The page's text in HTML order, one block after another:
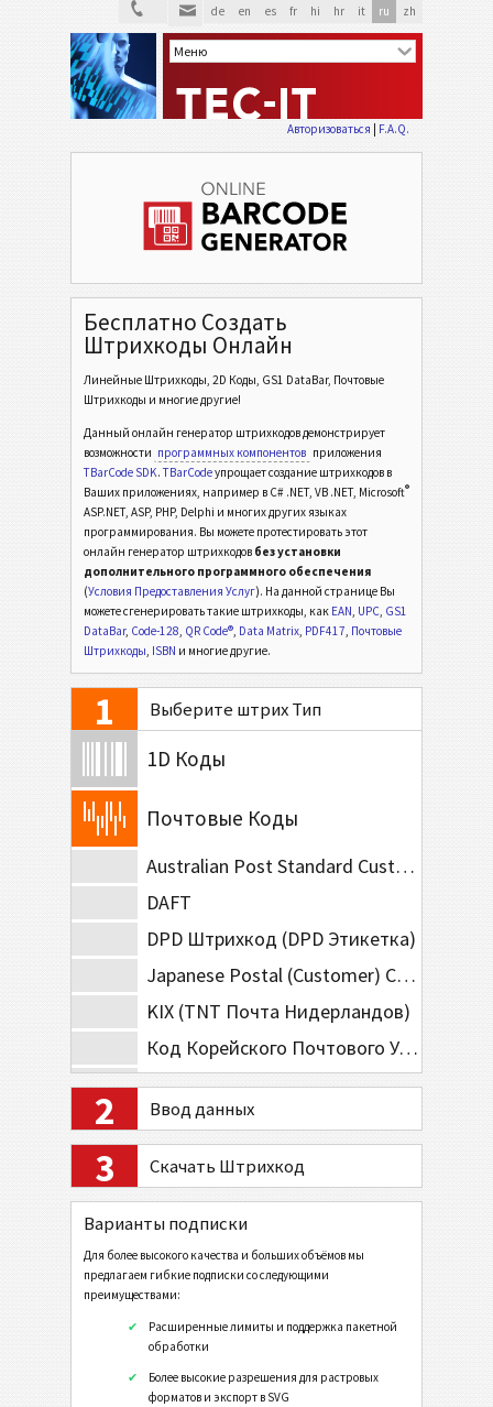
de en es fr hi hr it ru zh
Авторизоваться F.A.Q.
Бесплатно Создать
Штрихкоды Онлайн
Линейные Штрихкоды, 2D Коды, GS1 DataBar, Почтовые
Штрихкоды и многие другие!
Данный онлайн генератор штрихкодов демонстрирует
возможности программных компонентов приложения
TBarCode SDK.TBarCodeупрощает создание штрихкодов в
Ваших приложениях, например в C# .NET, VB .NET, Microsoft®
ASP.NET, ASP, PHP, Delphi и многих других языках
программирования. Вы можете протестировать этот
онлайн генератор штрихкодов без установки
дополнительного программного обеспечения
(Условия Предоставления Услуг). На данной странице Вы
можете сгенерировать такие штрихкоды, как EAN, UPC, GS1
DataBar, Code-128, QR Code®, Data Matrix, PDF417, Почтовые
Штрихкоды, ISBN и многие другие.
1 Выберите штрих Тип
1D Коды
Почтовые Коды
Australian Post Standard Customer
DAFT
DPD Штрихкод (DPD Этикетка)
Japanese Postal (Customer) Code
KIX (TNT Почта Нидерландов)
Код Корейского Почтового Управления
Planet Code 12
Royal Mail 4-State
Royal Mail Mailmark 4-State
Royal Mail Mailmark 2D
USPS PostNet 5
USPS PostNet 9
USPS PostNet 11
USPS IM Package
UPU S10
2 Ввод данных
3 Скачать Штрихкод
Варианты подписки
Для более высокого качества и больших объёмов мы
предлагаем гибкие подписки со следующими
преимуществами:
Расширенные лимиты и поддержка пакетной
обработки
Более высокие разрешения для растровых
форматов и экспорт в SVG